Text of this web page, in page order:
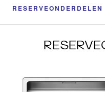
RESERVEONDERDELEN